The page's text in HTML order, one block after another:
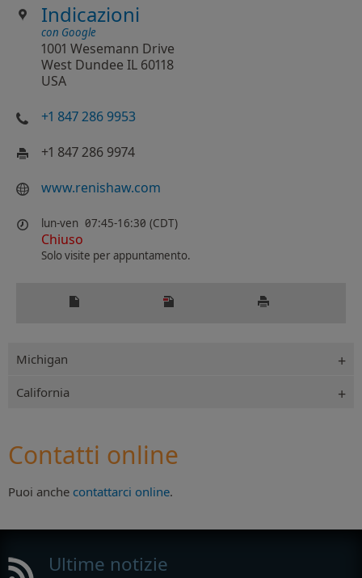
Indicazioni
con Google
1001 Wesemann Drive
West Dundee IL 60118
USA
+1 847 286 9953
+1 847 286 9974
www.renishaw.com
lun-ven 07:45-16:30 (CDT)
Chiuso
Solo visite per appuntamento.
Michigan
California
Contatti online
Puoi anche contattarci online.
Ultime notizie